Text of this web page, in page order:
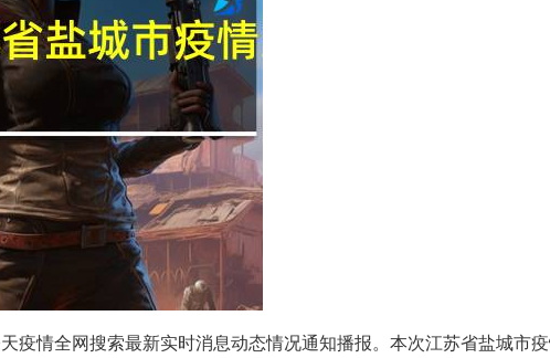
疫情全网搜索最新实时消息动态情况通知播报。本次江苏省盐城市